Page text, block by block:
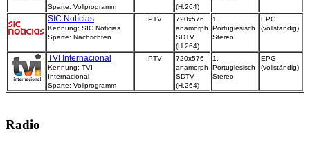
Sparte: Vollprogramm
(H.264)
SIC Notícias
Kennung: SIC Noticias
Sparte: Nachrichten
IPTV
720x576
anamorph
SDTV
(H.264)
1.
Portugiesisch
Stereo
EPG
(vollständig)
TVI Internacional
Kennung: TVI
Internacional
Sparte: Vollprogramm
IPTV
720x576
anamorph
SDTV
(H.264)
1.
Portugiesisch
Stereo
EPG
(vollständig)
Radio